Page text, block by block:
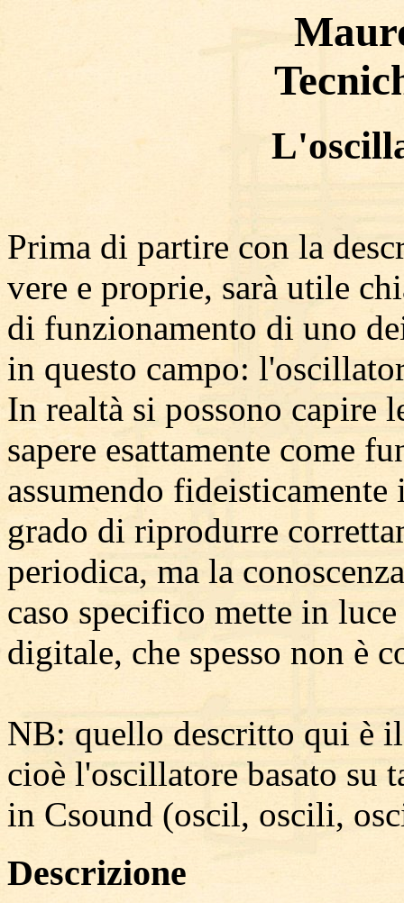
Prima di partire con la
vere e proprie, sarà utile
di funzionamento di uno
in questo campo:
In realtà si possono capire
sapere esattamente come
assumendo
grado di riprodurre
periodica, ma la
caso specifico mette in
digitale, che spesso non è
NB: quello descritto qui è
cioè l'oscillatore basato su
in Csound (oscil, oscili,
Descrizione